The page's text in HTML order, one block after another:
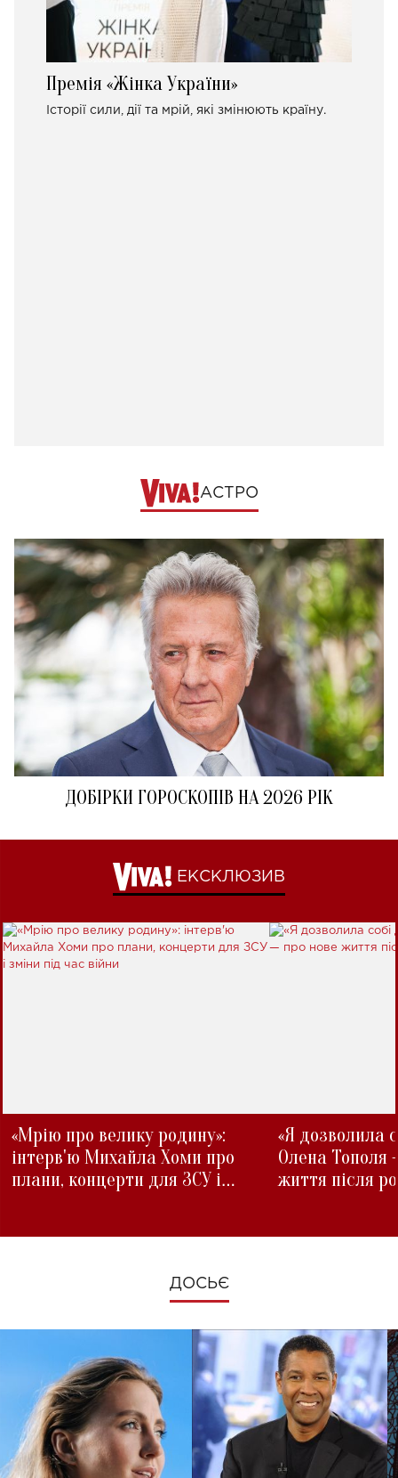
Премія «Жінка України»
Історії сили, дії та мрій, які змінюють країну.
АСТРО
ДОБІРКИ ГОРОСКОПІВ НА 2026 РІК
ЕКСКЛЮЗИВ
«Мрію про велику родину»:
інтерв'ю Михайла Хоми про
плани, концерти для ЗСУ і
«Я дозволила
Олена Тополя
життя після
ДОСЬЄ